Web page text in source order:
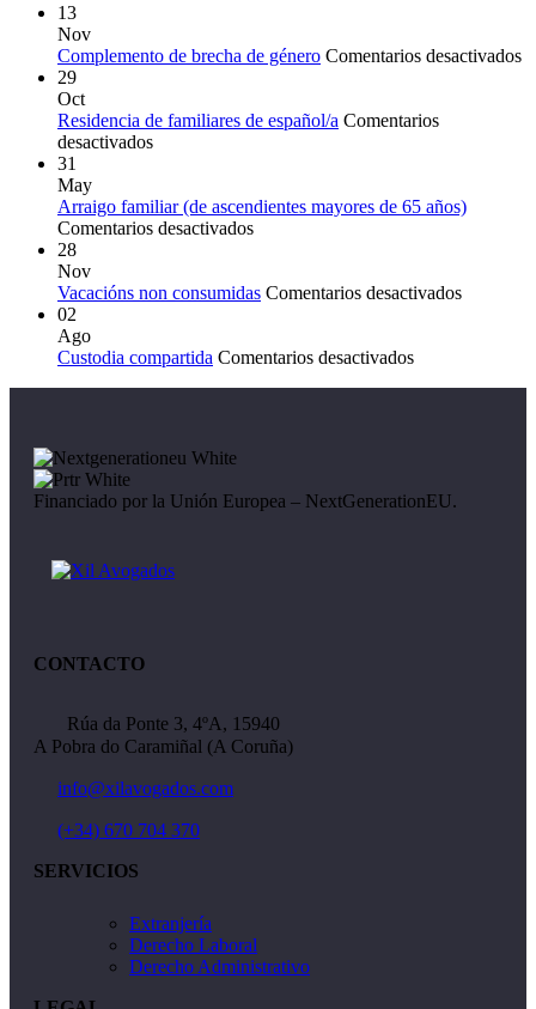
13
Nov
Complemento de brecha de género Comentarios desactivados
29
Oct
Residencia de familiares de español/a Comentarios
desactivadosen
familiares
de
31
May
Arraigo familiar (de ascendientes mayores de 65 años)
Comentarios desactivadosen
(de
de
28
Nov
Vacacións non consumidas Comentarios desactivadosen
02
Ago
Custodia compartida Comentarios desactivadosen
Financiado por la Unión Europea – NextGenerationEU.
CONTACTO
Rúa da Ponte 3, 4ºA, 15940
A Pobra do Caramiñal (A Coruña)
info@xilavogados.com
(+34) 670 704 370
SERVICIOS
Extranjería
Derecho Laboral
Derecho Administrativo